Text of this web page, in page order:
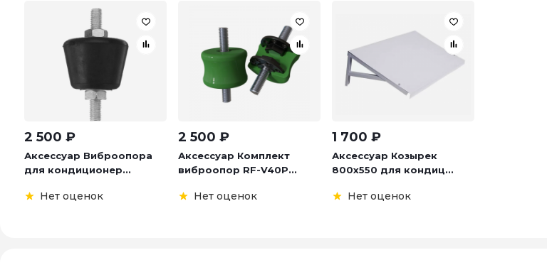
2 500 ₽
Аксессуар Виброопора
для кондиционер...
Нет оценок
2 500 ₽
Аксессуар Комплект
виброопор RF-V40P...
Нет оценок
1 700 ₽
Аксессуар Козырек
800х550 для кондиц...
Нет оценок